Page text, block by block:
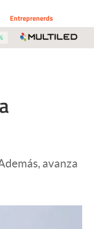
Entreprenerds
avanza